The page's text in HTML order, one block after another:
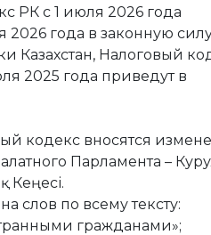
РК с 1 июля 2026 года
2026 года в законную
Казахстан, Налоговый
2025 года приведут в
кодекс вносятся
Парламента –
Кеңесі.
слов по всему тексту:
гражданами»;